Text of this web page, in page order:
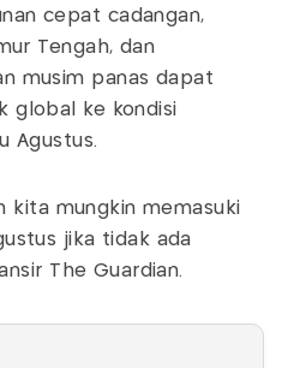
cepat cadangan,
Tengah, dan
musim panas dapat
global ke kondisi
Agustus.
kita mungkin memasuki
jika tidak ada
The Guardian.